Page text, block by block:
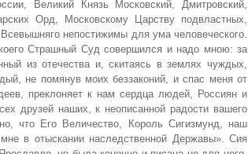
Великий Князь Московский, Дмитровский,
Орд, Московскому Царству подвластных,
непостижимы для ума человеческого.
Страшный Суд совершился и надо мною: за
из отечества и, скитаясь в землях чуждых,
не помянув моих беззаконий, и спас меня от
преклоняет к нам сердца людей, Россиян и
друзей наших, к неописанной радости вашего
что Его Величество, Король Сигизмунд, наш
в отыскании наследственной Державы». Сия